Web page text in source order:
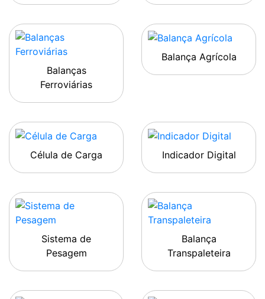
Balanças
Ferroviárias
Balança Agrícola
Célula de Carga Indicador Digital
Sistema de
Pesagem
Balança
Transpaleteira